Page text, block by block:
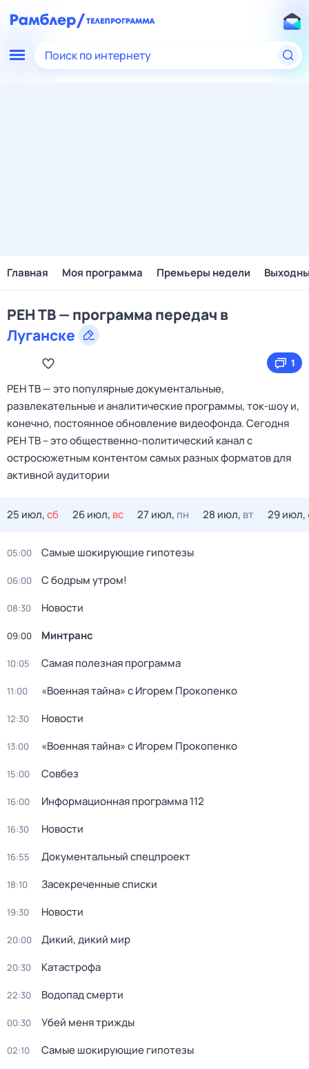
Поиск по интернету
Главная Моя программа Премьеры недели
РЕН ТВ — программа передач в
Луганске
1
РЕН ТВ — это популярные документальные,
развлекательные и аналитические программы, ток-шоу и,
конечно, постоянное обновление видеофонда. Сегодня
РЕН ТВ – это общественно-политический канал с
остросюжетным контентом самых разных форматов для
активной аудитории
25 июл,сб 26 июл, вс 27 июл, пн 28 июл, вт 29 июл,
05:00 Самые шoкиpующие гипотезы
06:00 С бодрым утром!
08:30 Новости
09:00 Минтранс
10:05 Самая полезная программа
11:00 «Военная тайна» с Игорем Прокопенко
12:30 Новости
13:00 «Военная тайна» с Игорем Прокопенко
15:00 Совбез
16:00 Информационная программа 112
16:30 Новости
16:55 Документальный спецпроект
18:10 Заcекрeчeнныe списки
19:30 Новости
20:00 Дикий, дикий мир
20:30 Катастрофа
22:30 Водопад смерти
00:30 Убей меня трижды
02:10 Самые шoкиpующие гипотезы